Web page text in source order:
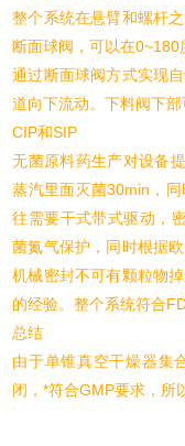
整个系统在悬臂和螺杆
断面球阀，可以在0~180
通过断面球阀方式实现
道向下流动。下料阀下
CIP和SIP
无菌原料药生产对设备
蒸汽里面灭菌30min，
往需要干式带式驱动，
菌氮气保护，同时根据
机械密封不可有颗粒物
的经验。整个系统符合
总结
由于单锥真空干燥器集
闭，*符合GMP要求，所